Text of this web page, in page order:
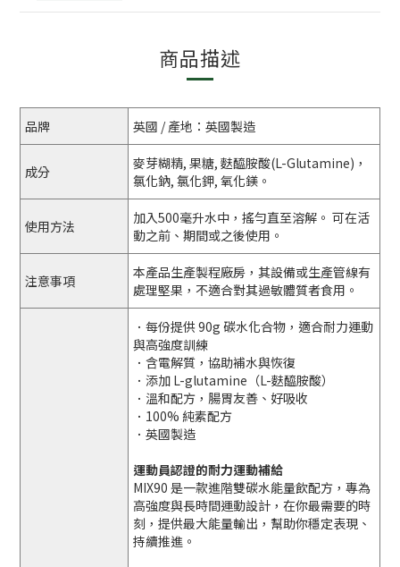
商品描述
品牌 英國 / 產地：英國製造
成分
麥芽糊精, 果糖, 麩醯胺酸(L-Glutamine)，
氯化鈉, 氯化鉀, 氧化鎂。
使用方法
加入500毫升水中，搖勻直至溶解。 可在活
動之前、期間或之後使用。
注意事項
本產品生產製程廠房，其設備或生產管線有
處理堅果，不適合對其過敏體質者食用。
．每份提供 90g 碳水化合物，適合耐力運動
與高強度訓練
．含電解質，協助補水與恢復
．添加 L-glutamine（L-麩醯胺酸）
．溫和配方，腸胃友善、好吸收
．100% 純素配方
．英國製造
運動員認證的耐力運動補給
MIX90 是一款進階雙碳水能量飲配方，專為
高強度與長時間運動設計，在你最需要的時
刻，提供最大能量輸出，幫助你穩定表現、
持續推進。